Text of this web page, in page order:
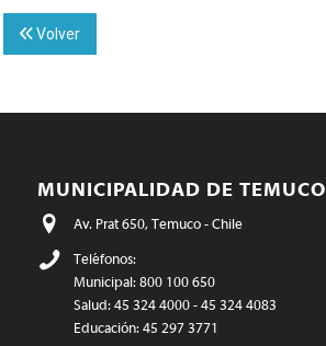
Volver
MUNICIPALIDAD DE TEMUCO
Av. Prat 650, Temuco - Chile
Teléfonos:
Municipal: 800 100 650
Salud: 45 324 4000 - 45 324 4083
Educación: 45 297 3771